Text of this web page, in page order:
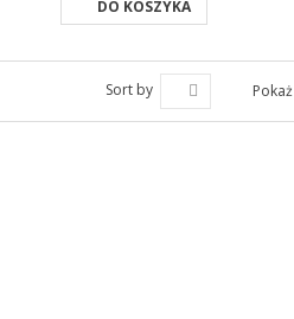
DO KOSZYKA
Sort by Pokaż